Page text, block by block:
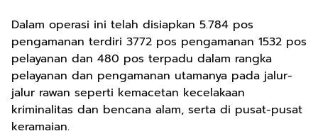
Dalam operasi ini telah disiapkan 5.784 pos
pengamanan terdiri 3772 pos pengamanan 1532 pos
pelayanan dan 480 pos terpadu dalam rangka
pelayanan dan pengamanan utamanya pada jalur-
jalur rawan seperti kemacetan kecelakaan
kriminalitas dan bencana alam, serta di pusat-pusat
keramaian.